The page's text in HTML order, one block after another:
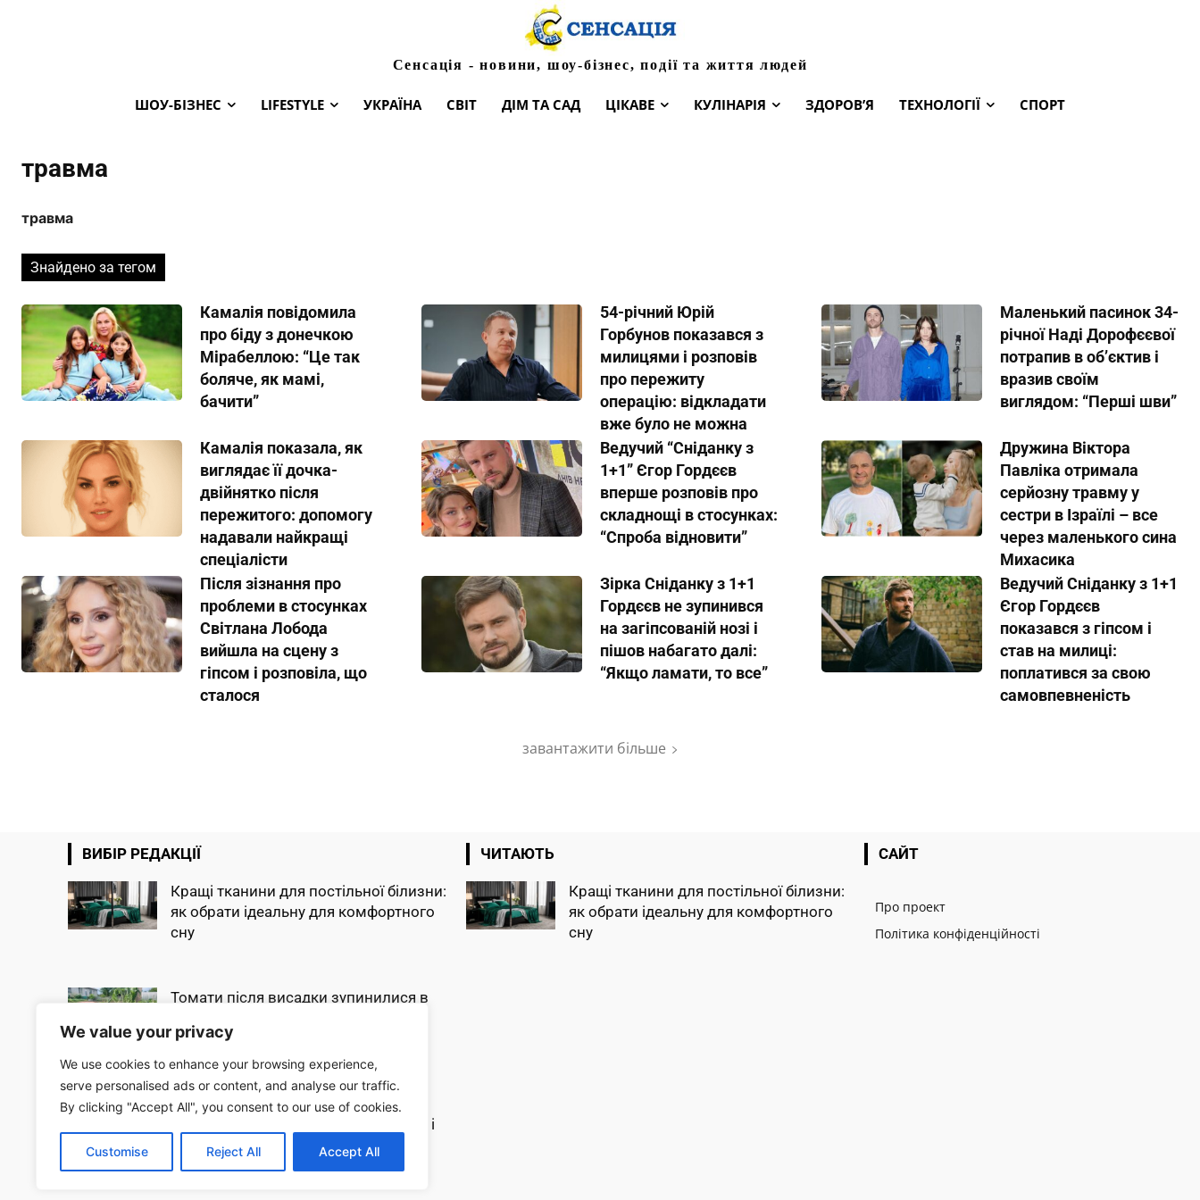
We value your privacy
We use cookies to enhance your browsing experience,
serve personalised ads or content, and analyse our traffic.
By clicking "Accept All", you consent to our use of cookies.
Customise Reject All Accept All
Сенсація - новини, шоу-бізнес, події та життя людей
ШОУ-БІЗНЕС LIFESTYLE УКРАЇНА СВІТ ДІМ ТА САД ЦІКАВЕ КУЛІНАРІЯ ЗДОРОВ’Я ТЕХНОЛОГІЇ СПОРТ
травма
травма
Знайдено за тегом
Камалія повідомила
про біду з донечкою
Мірабеллою: “Це так
боляче, як мамі,
бачити”
54-річний Юрій
Горбунов показався з
милицями і розповів
про пережиту
операцію: відкладати
вже було не можна
Маленький пасинок 34-
річної Наді Дорофєєвої
потрапив в обʼєктив і
вразив своїм
виглядом: “Перші шви”
Камалія показала, як
виглядає її дочка-
двійнятко після
пережитого: допомогу
надавали найкращі
спеціалісти
Ведучий “Сніданку з
1+1” Єгор Гордєєв
вперше розповів про
складнощі в стосунках:
“Спроба відновити”
Дружина Віктора
Павліка отримала
серйозну травму у
сестри в Ізраїлі – все
через маленького сина
Михасика
Після зізнання про
проблеми в стосунках
Світлана Лобода
вийшла на сцену з
гіпсом і розповіла, що
сталося
Зірка Сніданку з 1+1
Гордєєв не зупинився
на загіпсованій нозі і
пішов набагато далі:
“Якщо ламати, то все”
Ведучий Сніданку з 1+1
Єгор Гордєєв
показався з гіпсом і
став на милиці:
поплатився за свою
самовпевненість
завантажити більше
ВИБІР РЕДАКЦІЇ
Кращі тканини для постільної білизни:
як обрати ідеальну для комфортного
сну
Томати після висадки зупинилися в
швидко пішли...
Огірки попруть як на дріжджах:
додайте всього одну скибку в лунку, і
збиратимете врожай...
ЧИТАЮТЬ
Кращі тканини для постільної білизни:
як обрати ідеальну для комфортного
сну
САЙТ
Про проект
Політика конфіденційності